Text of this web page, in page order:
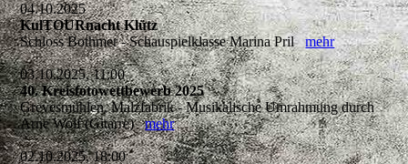
04.10.2025
KulTOURnacht Klütz
Schloss Bothmer - Schauspielklasse Marina Prilmehr
03.10.2025, 11:00
40. Kreisfotowettbewerb 2025
Grevesmühlen, Malzfabrik - Musikalische Umrahmung durch
Arne Wolf (Gitarre)mehr
02.10.2025, 18:00